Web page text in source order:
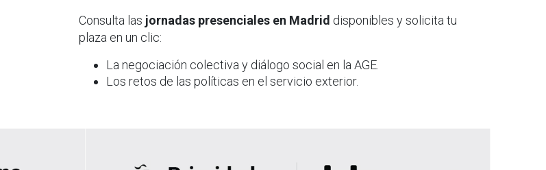
Consulta las jornadas presenciales en Madrid disponibles y solicita tu
plaza en un clic:
La negociación colectiva y diálogo social en la AGE.
Los retos de las políticas en el servicio exterior.